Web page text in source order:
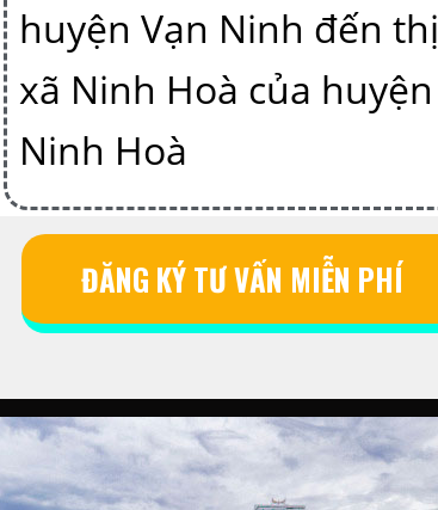
huyện Vạn Ninh đến thị
xã Ninh Hoà của huyện
Ninh Hoà
ĐĂNG KÝ TƯ VẤN MIỄN PHÍ